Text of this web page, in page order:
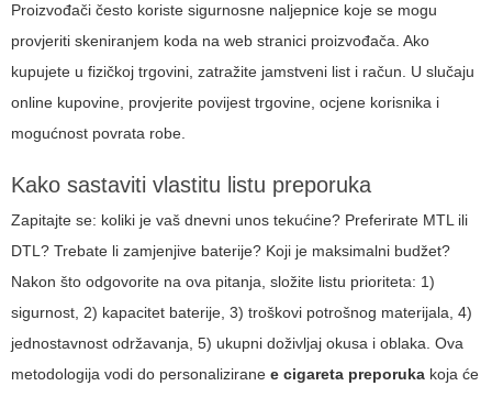
Proizvođači često koriste sigurnosne naljepnice koje se mogu
provjeriti skeniranjem koda na web stranici proizvođača. Ako
kupujete u fizičkoj trgovini, zatražite jamstveni list i račun. U slučaju
online kupovine, provjerite povijest trgovine, ocjene korisnika i
mogućnost povrata robe.
Kako sastaviti vlastitu listu preporuka
Zapitajte se: koliki je vaš dnevni unos tekućine? Preferirate MTL ili
DTL? Trebate li zamjenjive baterije? Koji je maksimalni budžet?
Nakon što odgovorite na ova pitanja, složite listu prioriteta: 1)
sigurnost, 2) kapacitet baterije, 3) troškovi potrošnog materijala, 4)
jednostavnost održavanja, 5) ukupni doživljaj okusa i oblaka. Ova
metodologija vodi do personalizirane e cigareta preporuka koja će